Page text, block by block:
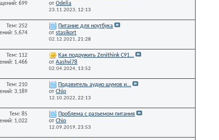
699
отOdelia
23.11.2023, 12:13
Тем: 252
5,674
Питание для ноутбука
отstasikort
02.12.2021,21:28
Тем: 112
1,466
Как подружить Zenithink С91...
отAashvi78
02.04.2024, 13:52
Тем: 210
3,189
Подавитель аудио шумов и...
отChip
12.10.2022,22:13
Тем: 85
1,022
Проблема с разъемом питания
отChip
12.09.2019,23:53